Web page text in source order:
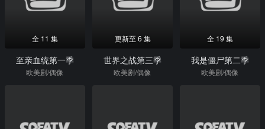
全 11 集
至亲血统第一季
欧美剧/偶像
更新至 6 集
世界之战第三季
欧美剧/偶像
全 19 集
我是僵尸第二季
欧美剧/偶像